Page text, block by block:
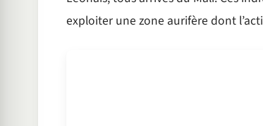
exploiter une zone aurifère dont